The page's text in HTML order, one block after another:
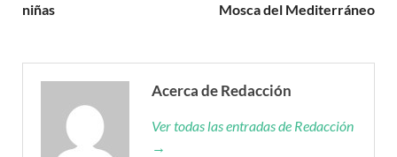
niñas
Mosca del Mediterráneo
Acerca de Redacción
Ver todas las entradas de Redacción
→